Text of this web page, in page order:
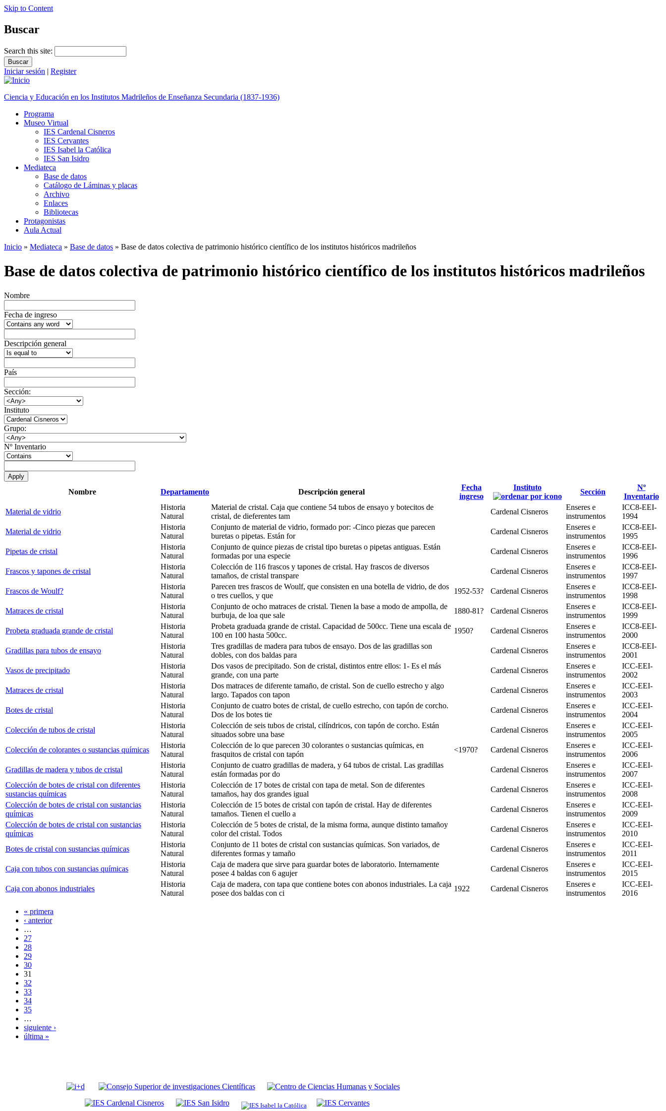
Skip to Content
Buscar
Search this site:
Iniciar sesión | Register
Ciencia y Educación en los Institutos Madrileños de Enseñanza Secundaria (1837-1936)
Programa
Museo Virtual
IES Cardenal Cisneros
IES Cervantes
IES Isabel la Católica
IES San Isidro
Mediateca
Base de datos
Catálogo de Láminas y placas
Archivo
Enlaces
Bibliotecas
Protagonistas
Aula Actual
Inicio » Mediateca » Base de datos » Base de datos colectiva de patrimonio histórico científico de los institutos históricos madrileños
Base de datos colectiva de patrimonio histórico científico de los institutos históricos madrileños
Nombre
Fecha de ingreso
Descripción general
País
Sección:
Instituto
Grupo:
Nº Inventario
Nombre Departamento Descripción general
Fecha
ingreso
Instituto
Sección
Nº
Inventario
Material de vidrio
Historia
Natural
Material de cristal. Caja que contiene 54 tubos de ensayo y botecitos de
cristal, de dieferentes tam
Cardenal Cisneros
Enseres e
instrumentos
ICC8-EEI-
1994
Material de vidrio
Historia
Natural
Conjunto de material de vidrio, formado por: -Cinco piezas que parecen
buretas o pipetas. Están for
Cardenal Cisneros
Enseres e
instrumentos
ICC8-EEI-
1995
Pipetas de cristal
Historia
Natural
Conjunto de quince piezas de cristal tipo buretas o pipetas antiguas. Están
formadas por una especie
Cardenal Cisneros
Enseres e
instrumentos
ICC8-EEI-
1996
Frascos y tapones de cristal
Historia
Natural
Colección de 116 frascos y tapones de cristal. Hay frascos de diversos
tamaños, de cristal transpare
Cardenal Cisneros
Enseres e
instrumentos
ICC8-EEI-
1997
Frascos de Woulf?
Historia
Natural
Parecen tres frascos de Woulf, que consisten en una botella de vidrio, de dos
o tres cuellos, y que
1952-53? Cardenal Cisneros
Enseres e
instrumentos
ICC8-EEI-
1998
Matraces de cristal
Historia
Natural
Conjunto de ocho matraces de cristal. Tienen la base a modo de ampolla, de
burbuja, de loa que sale
1880-81? Cardenal Cisneros
Enseres e
instrumentos
ICC8-EEI-
1999
Probeta graduada grande de cristal
Historia
Natural
Probeta graduada grande de cristal. Capacidad de 500cc. Tiene una escala de
100 en 100 hasta 500cc.
1950? Cardenal Cisneros
Enseres e
instrumentos
ICC8-EEI-
2000
Gradillas para tubos de ensayo
Historia
Natural
Tres gradillas de madera para tubos de ensayo. Dos de las gradillas son
dobles, con dos baldas para
Cardenal Cisneros
Enseres e
instrumentos
ICC8-EEI-
2001
Vasos de precipitado
Historia
Natural
Dos vasos de precipitado. Son de cristal, distintos entre ellos: 1- Es el más
grande, con una parte
Cardenal Cisneros
Enseres e
instrumentos
ICC-EEI-
2002
Matraces de cristal
Historia
Natural
Dos matraces de diferente tamaño, de cristal. Son de cuello estrecho y algo
largo. Tapados con tapon
Cardenal Cisneros
Enseres e
instrumentos
ICC-EEI-
2003
Botes de cristal
Historia
Natural
Conjunto de cuatro botes de cristal, de cuello estrecho, con tapón de corcho.
Dos de los botes tie
Cardenal Cisneros
Enseres e
instrumentos
ICC-EEI-
2004
Colección de tubos de cristal
Historia
Natural
Colección de seis tubos de cristal, cilíndricos, con tapón de corcho. Están
situados sobre una base
Cardenal Cisneros
Enseres e
instrumentos
ICC-EEI-
2005
Colección de colorantes o sustancias químicas
Historia
Natural
Colección de lo que parecen 30 colorantes o sustancias químicas, en
frasquitos de cristal con tapón
<1970? Cardenal Cisneros
Enseres e
instrumentos
ICC-EEI-
2006
Gradillas de madera y tubos de cristal
Historia
Natural
Conjunto de cuatro gradillas de madera, y 64 tubos de cristal. Las gradillas
están formadas por do
Cardenal Cisneros
Enseres e
instrumentos
ICC-EEI-
2007
Colección de botes de cristal con diferentes
sustancias químicas
Historia
Natural
Colección de 17 botes de cristal con tapa de metal. Son de diferentes
tamaños, hay dos grandes igual
Cardenal Cisneros
Enseres e
instrumentos
ICC-EEI-
2008
Colección de botes de cristal con sustancias
químicas
Historia
Natural
Colección de 15 botes de cristal con tapón de cristal. Hay de diferentes
tamaños. Tienen el cuello a
Cardenal Cisneros
Enseres e
instrumentos
ICC-EEI-
2009
Colección de botes de cristal con sustancias
químicas
Historia
Natural
Colección de 5 botes de cristal, de la misma forma, aunque distinto tamañoy
color del cristal. Todos
Cardenal Cisneros
Enseres e
instrumentos
ICC-EEI-
2010
Botes de cristal con sustancias químicas
Historia
Natural
Conjunto de 11 botes de cristal con sustancias químicas. Son variados, de
diferentes formas y tamaño
Cardenal Cisneros
Enseres e
instrumentos
ICC-EEI-
2011
Caja con tubos con sustancias químicas
Historia
Natural
Caja de madera que sirve para guardar botes de laboratorio. Internamente
posee 4 baldas con 6 agujer
Cardenal Cisneros
Enseres e
instrumentos
ICC-EEI-
2015
Caja con abonos industriales
Historia
Natural
Caja de madera, con tapa que contiene botes con abonos industriales. La caja
posee dos baldas con ci
1922 Cardenal Cisneros
Enseres e
instrumentos
ICC-EEI-
2016
« primera
‹ anterior
…
27
28
29
30
31
32
33
34
35
…
siguiente ›
última »